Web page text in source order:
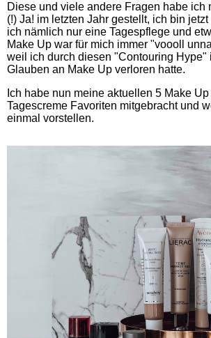
Diese und viele andere Fragen habe ich
(!) Ja! im letzten Jahr gestellt, ich bin
ich nämlich nur eine Tagespflege und
Make Up war für mich immer "voooll
weil ich durch diesen "Contouring Hype"
Glauben an Make Up verloren hatte.
Ich habe nun meine aktuellen 5 Make
Tagescreme Favoriten mitgebracht und
einmal vorstellen.